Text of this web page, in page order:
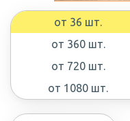
от 36 шт.
от 360 шт.
от 720 шт.
от 1080 шт.